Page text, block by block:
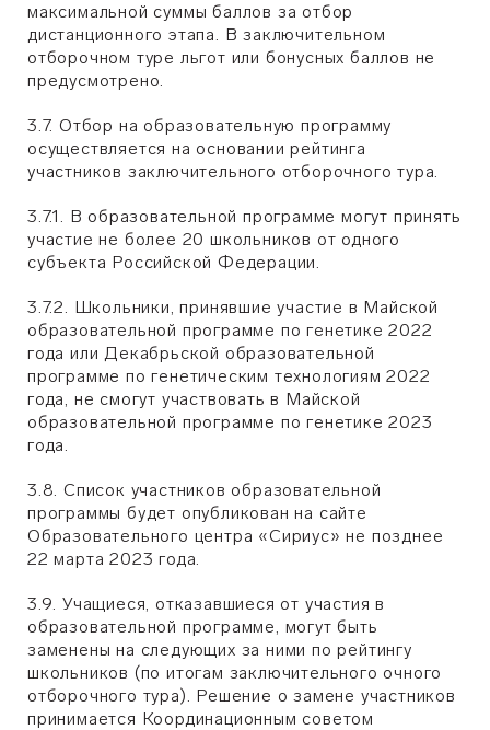
максимальной суммы баллов за отбор
дистанционного этапа. В заключительном
отборочном туре льгот или бонусных баллов не
предусмотрено.
3.7. Отбор на образовательную программу
осуществляется на основании рейтинга
участников заключительного отборочного тура.
3.7.1. В образовательной программе могут принять
участие не более 20 школьников от одного
субъекта Российской Федерации.
3.7.2. Школьники, принявшие участие в Майской
образовательной программе по генетике 2022
года или Декабрьской образовательной
программе по генетическим технологиям 2022
года, не смогут участвовать в Майской
образовательной программе по генетике 2023
года.
3.8. Список участников образовательной
программы будет опубликован на сайте
Образовательного центра «Сириус» не позднее
22 марта 2023 года.
3.9. Учащиеся, отказавшиеся от участия в
образовательной программе, могут быть
заменены на следующих за ними по рейтингу
школьников (по итогам заключительного очного
отборочного тура). Решение о замене участников
принимается Координационным советом